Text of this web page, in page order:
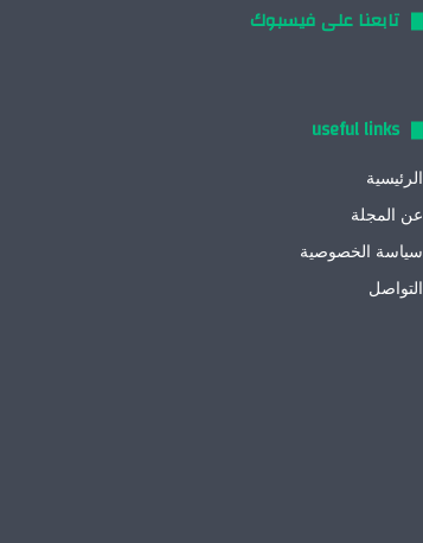
تابعنا على فيسبوك
useful links
الرئيسية
عن المجلة
سياسة الخصوصية
التواصل